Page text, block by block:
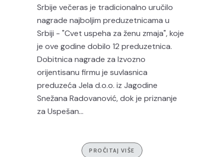
Srbije večeras je tradicionalno uručilo
nagrade najboljim preduzetnicama u
Srbiji - "Cvet uspeha za ženu zmaja", koje
je ove godine dobilo 12 preduzetnica.
Dobitnica nagrade za Izvozno
orijentisanu firmu je suvlasnica
preduzeća Jela d.o.o. iz Jagodine
Snežana Radovanović, dok je priznanje
za Uspešan...
PROČITAJ VIŠE